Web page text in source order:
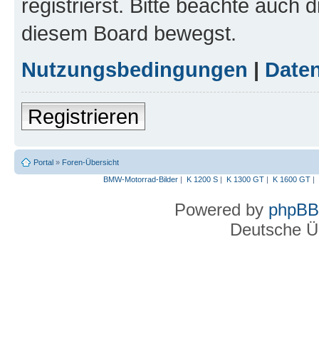
registrierst. Bitte beachte auch
diesem Board bewegst.
Nutzungsbedingungen |
Registrieren
Portal » Foren-Übersicht
BMW-Motorrad-Bilder| K 1200 S| K 1300 GT| K 1600 GT|
Powered by phpBB
Deutsche